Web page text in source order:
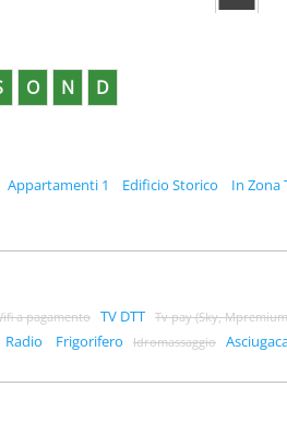
O N D
Appartamenti 1 Edificio Storico In Zona
a pagamento TV DTT Tv pay (Sky,
Radio Frigorifero Idromassaggio